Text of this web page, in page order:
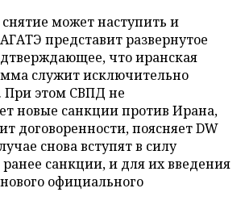
может наступить и
представит развернутое
что иранская
служит исключительно
этом СВПД не
новые санкции против Ирана,
договоренности, поясняет DW
снова вступят в силу
санкции, и для их введения
официального